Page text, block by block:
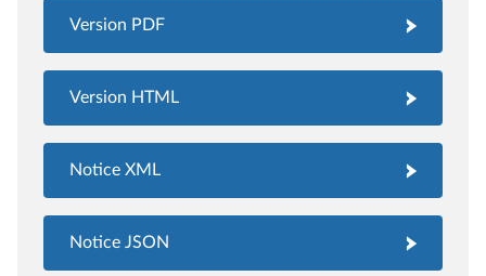
Version PDF
Version HTML
Notice XML
Notice JSON